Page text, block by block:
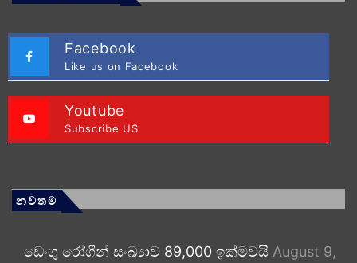
Facebook
Like us on Facebook
Youtube
Subscribe US
නවතම
ඩෙංගු රෝගීන් සංඛ්‍යාව 89,000 ඉක්මවයි August 9,